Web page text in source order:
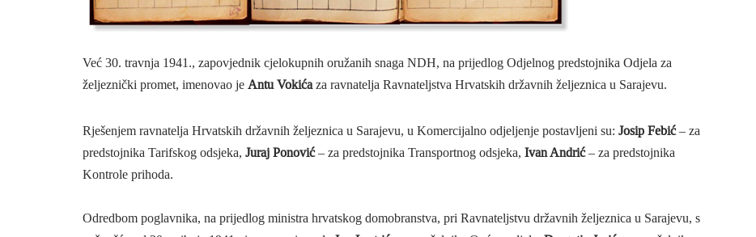
Već 30. travnja 1941., zapovjednik cjelokupnih oružanih snaga NDH, na prijedlog Odjelnog predstojnika Odjela za
željeznički promet, imenovao je Antu Vokićaza ravnatelja Ravnateljstva Hrvatskih državnih željeznica u Sarajevu.
Rješenjem ravnatelja Hrvatskih državnih željeznica u Sarajevu, u Komercijalno odjeljenje postavljeni su: Josip Febić– za
predstojnika Tarifskog odsjeka, Juraj Ponović– za predstojnika Transportnog odsjeka, Ivan Andrić– za predstojnika
Kontrole prihoda.
Odredbom poglavnika, na prijedlog ministra hrvatskog domobranstva, pri Ravnateljstvu državnih željeznica u Sarajevu, s